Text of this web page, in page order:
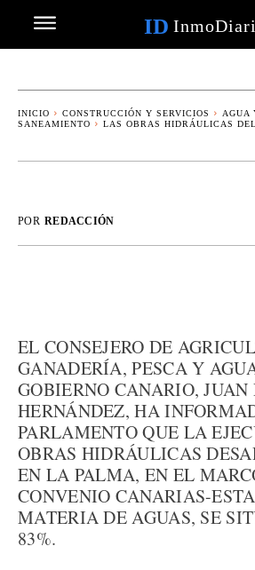
ID
INICIO CONSTRUCCIÓN Y SERVICIOS
AGUA
SANEAMIENTO
LAS OBRAS HIDRÁULICAS
POR REDACCIÓN
EL CONSEJERO DE
GANADERÍA, PESCA Y
GOBIERNO CANARIO,
HERNÁNDEZ, HA
PARLAMENTO QUE LA
OBRAS HIDRÁULICAS
EN LA PALMA, EN EL
CONVENIO CANARIAS-
MATERIA DE AGUAS, SE
83%.